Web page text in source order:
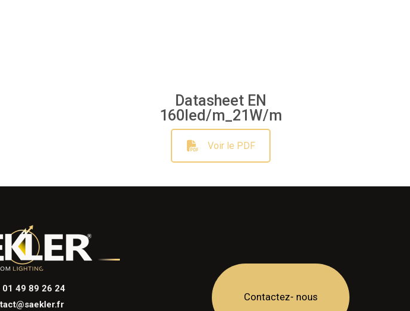
Datasheet EN
160led/m_21W/m
Voir le PDF
01 49 89 26 24
Contactez- nous